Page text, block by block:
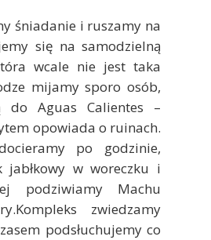
śniadanie i ruszamy na
się na samodzielną
wcale nie jest taka
mijamy sporo osób,
do Aguas Calientes –
opowiada o ruinach.
po godzinie,
jabłkowy w woreczku i
podziwiamy Machu
zwiedzamy
podsłuchujemy co